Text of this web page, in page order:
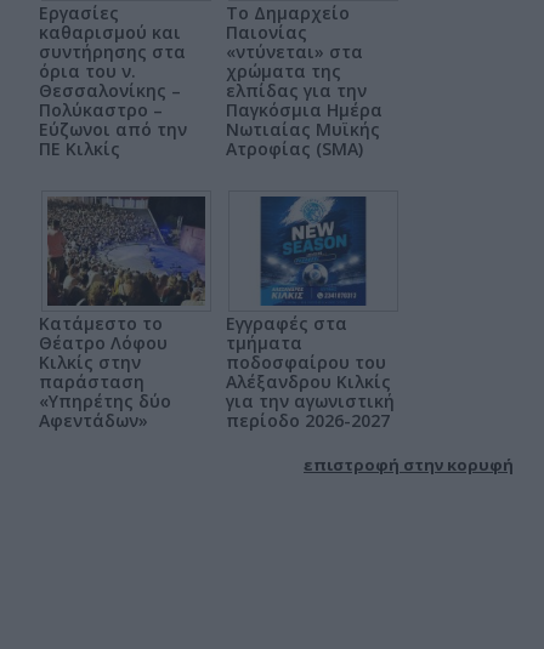
Εργασίες
καθαρισμού και
συντήρησης στα
όρια του ν.
Θεσσαλονίκης –
Πολύκαστρο –
Εύζωνοι από την
ΠΕ Κιλκίς
Το Δημαρχείο
Παιονίας
«ντύνεται» στα
χρώματα της
ελπίδας για την
Παγκόσμια Ημέρα
Νωτιαίας Μυϊκής
Ατροφίας (SMA)
Κατάμεστο το
Θέατρο Λόφου
Κιλκίς στην
παράσταση
«Υπηρέτης δύο
Αφεντάδων»
Εγγραφές στα
τμήματα
ποδοσφαίρου του
Αλέξανδρου Κιλκίς
για την αγωνιστική
περίοδο 2026-2027
επιστροφή στην κορυφή